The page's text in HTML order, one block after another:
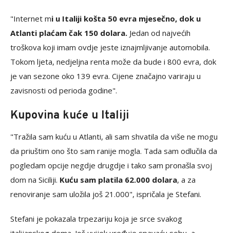
"Internet mi u Italiji košta 50 evra mjesečno, dok u
Atlanti plaćam čak 150 dolara. Jedan od najvećih
troškova koji imam ovdje jeste iznajmljivanje automobila.
Tokom ljeta, nedjeljna renta može da bude i 800 evra, dok
je van sezone oko 139 evra. Cijene značajno variraju u
zavisnosti od perioda godine".
Kupovina kuće u Italiji
"Tražila sam kuću u Atlanti, ali sam shvatila da više ne mogu
da priuštim ono što sam ranije mogla. Tada sam odlučila da
pogledam opcije negdje drugdje i tako sam pronašla svoj
dom na Siciliji. Kuću sam platila 62.000 dolara, a za
renoviranje sam uložila još 21.000", ispričala je Stefani.
Stefani je pokazala trpezariju koja je srce svakog